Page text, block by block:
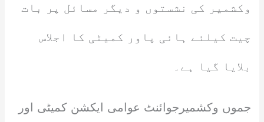
وکشمیر کی نشستوں و دیگر مسائل پر بات
چیت کیلئے ہائی پاور کمیٹی کا اجلاس
بلایا گیا ہے۔
جموں وکشمیرجوائنٹ عوامی ایکشن کمیٹی اور